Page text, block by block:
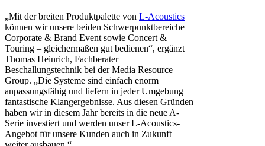
„Mit der breiten Produktpalette von L-Acoustics
können wir unsere beiden Schwerpunktbereiche –
Corporate & Brand Event sowie Concert &
Touring – gleichermaßen gut bedienen“, ergänzt
Thomas Heinrich, Fachberater
Beschallungstechnik bei der Media Resource
Group. „Die Systeme sind einfach enorm
anpassungsfähig und liefern in jeder Umgebung
fantastische Klangergebnisse. Aus diesen Gründen
haben wir in diesem Jahr bereits in die neue A-
Serie investiert und werden unser L-Acoustics-
Angebot für unsere Kunden auch in Zukunft